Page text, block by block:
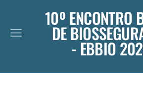
10º ENCONTRO
DE
- EBBIO